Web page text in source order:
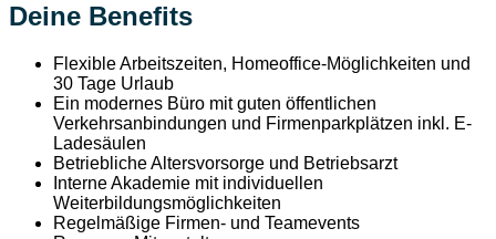
Deine Benefits
Flexible Arbeitszeiten, Homeoffice-Möglichkeiten und
30 Tage Urlaub
Ein modernes Büro mit guten öffentlichen
Verkehrsanbindungen und Firmenparkplätzen inkl. E-
Ladesäulen
Betriebliche Altersvorsorge und Betriebsarzt
Interne Akademie mit individuellen
Weiterbildungsmöglichkeiten
Regelmäßige Firmen- und Teamevents